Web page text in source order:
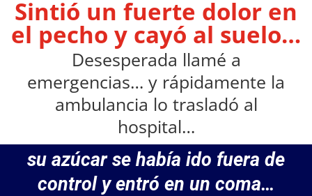
Sintió un fuerte dolor en
el pecho y cayó al suelo…
Desesperada llamé a
emergencias… y rápidamente la
ambulancia lo trasladó al
hospital…
su azúcar se había ido fuera de
control y entró en un coma…